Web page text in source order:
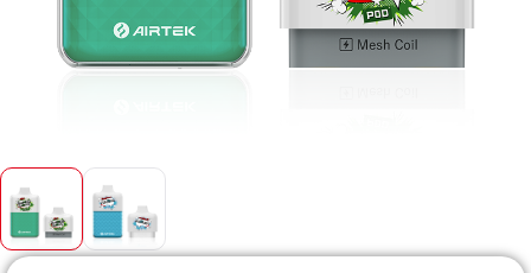
私たちについて
Русский